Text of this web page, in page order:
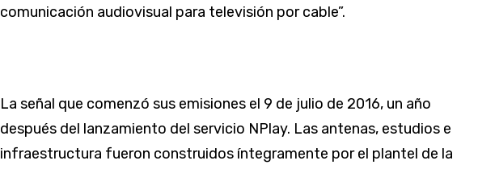
comunicación audiovisual para televisión por cable”.
La señal que comenzó sus emisiones el 9 de julio de 2016, un año
después del lanzamiento del servicio NPlay. Las ante­nas, estudios e
infraestructura fueron construidos íntegramente por el plantel de la